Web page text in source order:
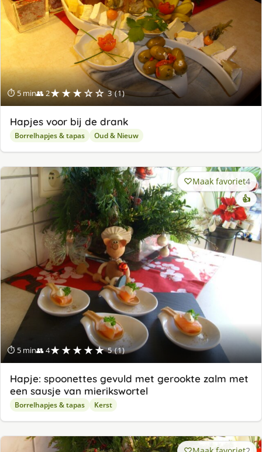
⏱ 5 min👥 2★★★☆☆ 3 (1)
Hapjes voor bij de drank
Borrelhapjes & tapas Oud & Nieuw
⏱ 5 min👥 4★★★★★ 5 (1)
Maak favoriet4
👍
Hapje: spoonettes gevuld met gerookte zalm met
een sausje van mierikswortel
Borrelhapjes & tapas Kerst